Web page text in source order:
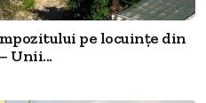
pe locuințe din
Unii...